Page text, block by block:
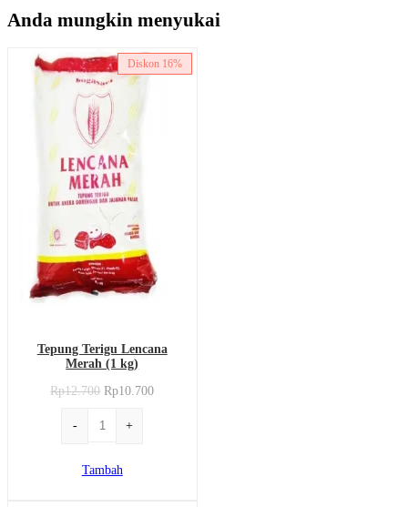
Anda mungkin menyukai
Diskon 16%
Tepung Terigu Lencana
Merah (1 kg)
Rp12.700 Rp10.700
-
Kuantitas
+
Tambah